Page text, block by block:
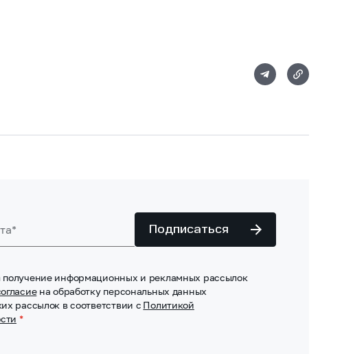
Подписаться
информационных и рекламных рассылок
на обработку персональных данных
рассылок в соответствии с Политикой
*